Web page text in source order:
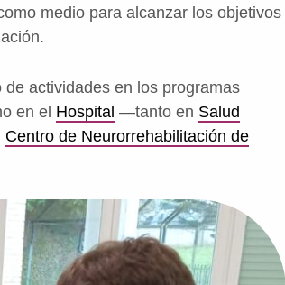
medio para alcanzar los objetivos
actividades en los programas
en el Hospital —tanto en Salud
Centro de Neurorrehabilitación de